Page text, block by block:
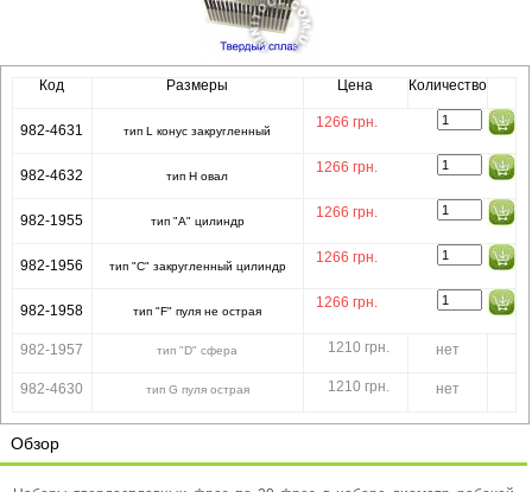
Код Размеры Цена Количество
982-4631 тип L конус закругленный
1266 грн.
982-4632 тип H овал
1266 грн.
982-1955 тип "A" цилиндр
1266 грн.
982-1956 тип "C" закругленный цилиндр
1266 грн.
982-1958 тип "F" пуля не острая
1266 грн.
982-1957 тип "D" сфера 1210 грн. нет
982-4630 тип G пуля острая 1210 грн. нет
Обзор